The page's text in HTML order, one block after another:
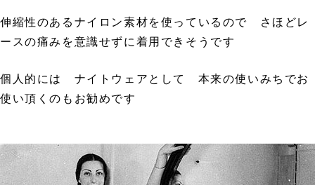
伸縮性のあるナイロン素材を使っているので さほどレ
ースの痛みを意識せずに着用できそうです
個人的には ナイトウェアとして 本来の使いみちでお
使い頂くのもお勧めです